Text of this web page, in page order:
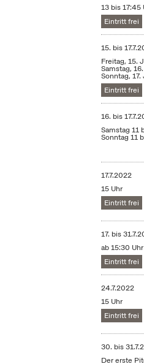
13 bis 17:45
Eintritt frei
15. bis
Freitag, 15.
Samstag,
Sonntag,
Eintritt frei
16. bis
Samstag 11
Sonntag 11
17.7.2022
15 Uhr
Eintritt frei
17. bis
ab 15:30 Uhr
Eintritt frei
24.7.2022
15 Uhr
Eintritt frei
30. bis
Der erste